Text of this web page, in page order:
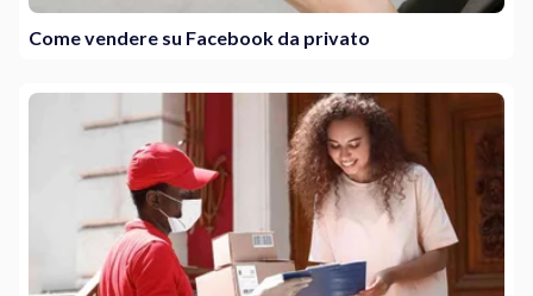
Come vendere su Facebook da privato